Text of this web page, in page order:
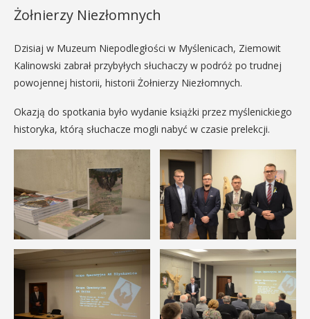
Żołnierzy Niezłomnych
Dzisiaj w Muzeum Niepodległości w Myślenicach, Ziemowit
Kalinowski zabrał przybyłych słuchaczy w podróż po trudnej
powojennej historii, historii Żołnierzy Niezłomnych.
Okazją do spotkania było wydanie książki przez myślenickiego
historyka, którą słuchacze mogli nabyć w czasie prelekcji.